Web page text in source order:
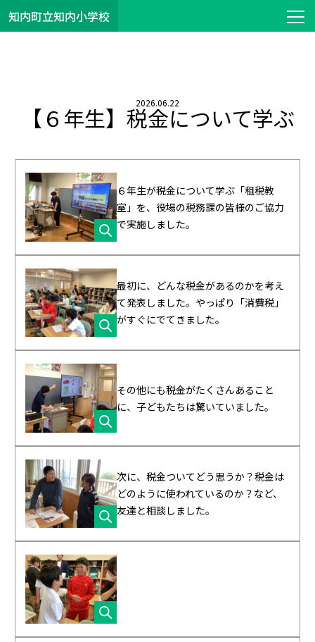
知内町立知内小学校
2026.06.22
【６年生】税金について学ぶ
６年生が税金について学ぶ「租税教
室」を、役場の税務課の皆様のご協力
で実施しました。
最初に、どんな税金があるのかを考え
て発表しました。やっぱり「消費税」
がすぐにでてきました。
その他にも税金がたくさんあること
に、子どもたちは驚いていました。
次に、税金ついてどう思うか？税金は
どのように使われているのか？など、
友達と相談しました。